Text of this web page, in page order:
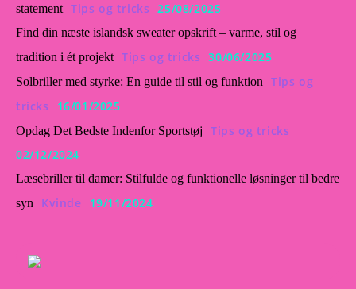
statement Tips og tricks 25/08/2025
Find din næste islandsk sweater opskrift – varme, stil og
tradition i ét projekt Tips og tricks 30/06/2025
Solbriller med styrke: En guide til stil og funktion
Tips og
tricks
16/01/2025
Opdag Det Bedste Indenfor Sportstøj
Tips og tricks
02/12/2024
Læsebriller til damer: Stilfulde og funktionelle løsninger til bedre
syn
Kvinde 19/11/2024